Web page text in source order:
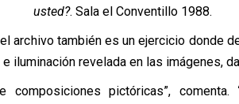
usted?. Sala el Conventillo 1988.
archivo también es un ejercicio donde
iluminación revelada en las imágenes,
composiciones pictóricas”, comenta.